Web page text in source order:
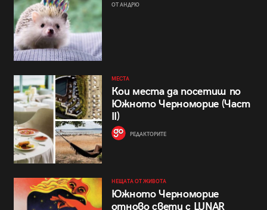
ОТ АНДРЮ
МЕСТА
Кои места да посетиш по
Южното Черноморие (Част
II)
РЕДАКТОРИТЕ
НЕЩАТА ОТ ЖИВОТА
Южното Черноморие
отново свети с LUNAR